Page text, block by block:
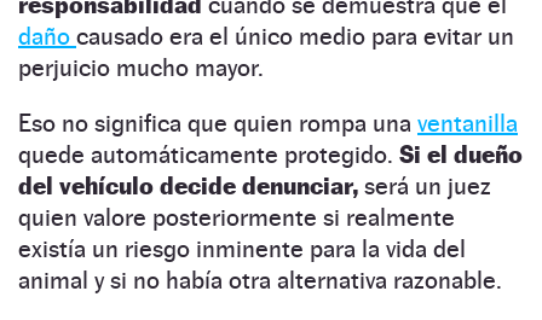
daño causado era el único medio para evitar un
perjuicio mucho mayor.
Eso no significa que quien rompa una ventanilla
quede automáticamente protegido. Si el dueño
del vehículo decide denunciar, será un juez
quien valore posteriormente si realmente
existía un riesgo inminente para la vida del
animal y si no había otra alternativa razonable.